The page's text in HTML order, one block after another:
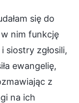
się do
w nim funkcję
siostry zgłosili,
ewangelię,
z
na ich